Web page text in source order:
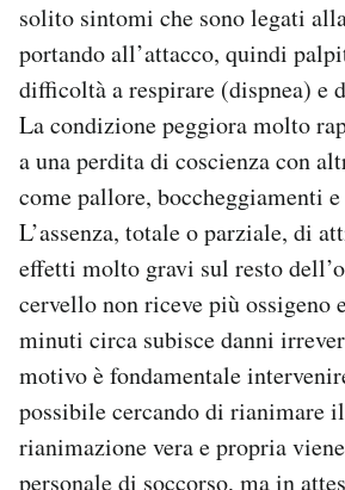
solito sintomi che sono legati
portando all’attacco, quindi
difficoltà a respirare (dispnea) e
La condizione peggiora molto
a una perdita di coscienza con
come pallore, boccheggiamenti
L’assenza, totale o parziale, di
effetti molto gravi sul resto
cervello non riceve più ossigeno
minuti circa subisce danni
motivo è fondamentale
possibile cercando di rianimare
rianimazione vera e propria
personale di soccorso, ma in